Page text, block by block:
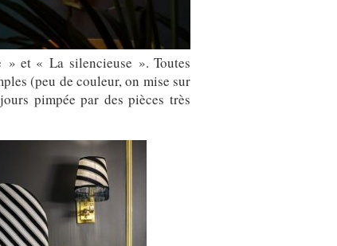
» et « La silencieuse ». Toutes
(peu de couleur, on mise sur
pimpée par des pièces très